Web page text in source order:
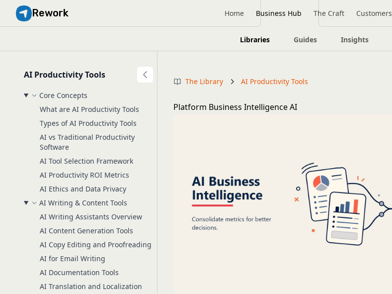
Rework Home Business Hub The Craft Customers
Libraries Guides Insights
AI Productivity Tools
Core Concepts
What are AI Productivity Tools
Types of AI Productivity Tools
AI vs Traditional Productivity
Software
AI Tool Selection Framework
AI Productivity ROI Metrics
AI Ethics and Data Privacy
AI Writing & Content Tools
AI Writing Assistants Overview
AI Content Generation Tools
AI Copy Editing and Proofreading
AI for Email Writing
AI Documentation Tools
AI Translation and Localization
The Library AI Productivity Tools
Platform Business Intelligence AI